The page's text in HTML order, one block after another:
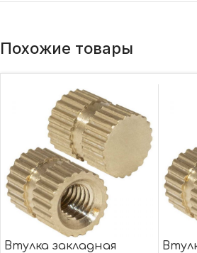
Похожие товары
Втулка закладная